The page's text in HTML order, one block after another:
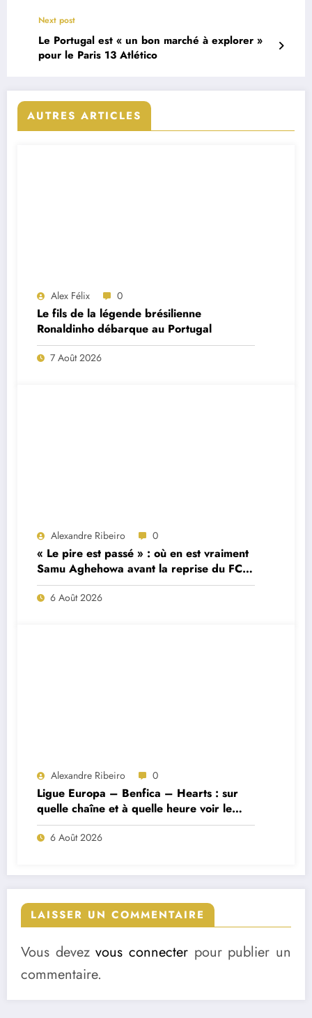
Next post
Le Portugal est « un bon marché à explorer »
pour le Paris 13 Atlético
AUTRES ARTICLES
Alex Félix 0
Le fils de la légende brésilienne
Ronaldinho débarque au Portugal
7 Août 2026
Alexandre Ribeiro 0
« Le pire est passé » : où en est vraiment
Samu Aghehowa avant la reprise du FC
Porto ?
6 Août 2026
Alexandre Ribeiro 0
Ligue Europa – Benfica – Hearts : sur
quelle chaîne et à quelle heure voir le
match ?
6 Août 2026
LAISSER UN COMMENTAIRE
Vous devezvous connecter pour publier un
commentaire.